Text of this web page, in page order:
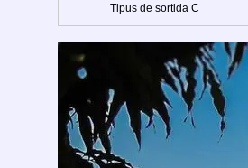
Tipus de sortida C